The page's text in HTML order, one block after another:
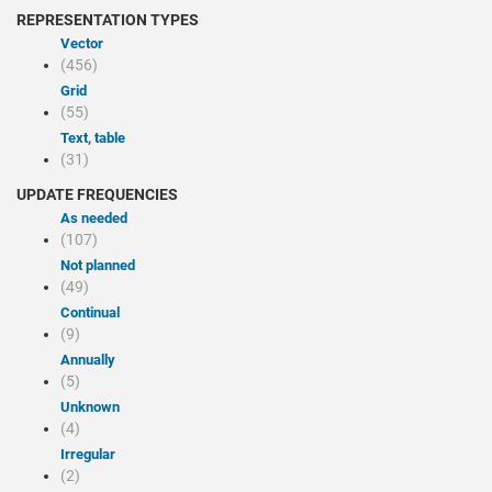
REPRESENTATION TYPES
Vector
(456)
Grid
(55)
Text, table
(31)
UPDATE FREQUENCIES
As needed
(107)
Not planned
(49)
Continual
(9)
Annually
(5)
Unknown
(4)
Irregular
(2)